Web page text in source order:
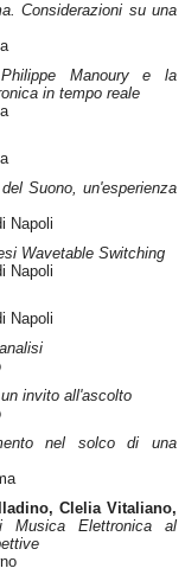
Considerazioni su una
Manoury e la
in tempo reale
Suono, un'esperienza
Napoli
Wavetable Switching
Napoli
Napoli
invito all'ascolto
nel solco di una
Clelia Vitaliano,
Musica Elettronica al